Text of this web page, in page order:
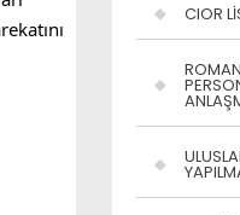
CIOR